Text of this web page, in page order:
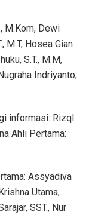
M.Kom, Dewi
M.T, Hosea Gian
S.T., M.M,
Indriyanto,
informasi: RizqI
Ahli Pertama:
Assyadiva
Utama,
SST., Nur